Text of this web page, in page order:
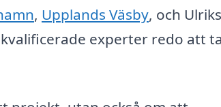
, Upplands Väsby, och
experter redo att